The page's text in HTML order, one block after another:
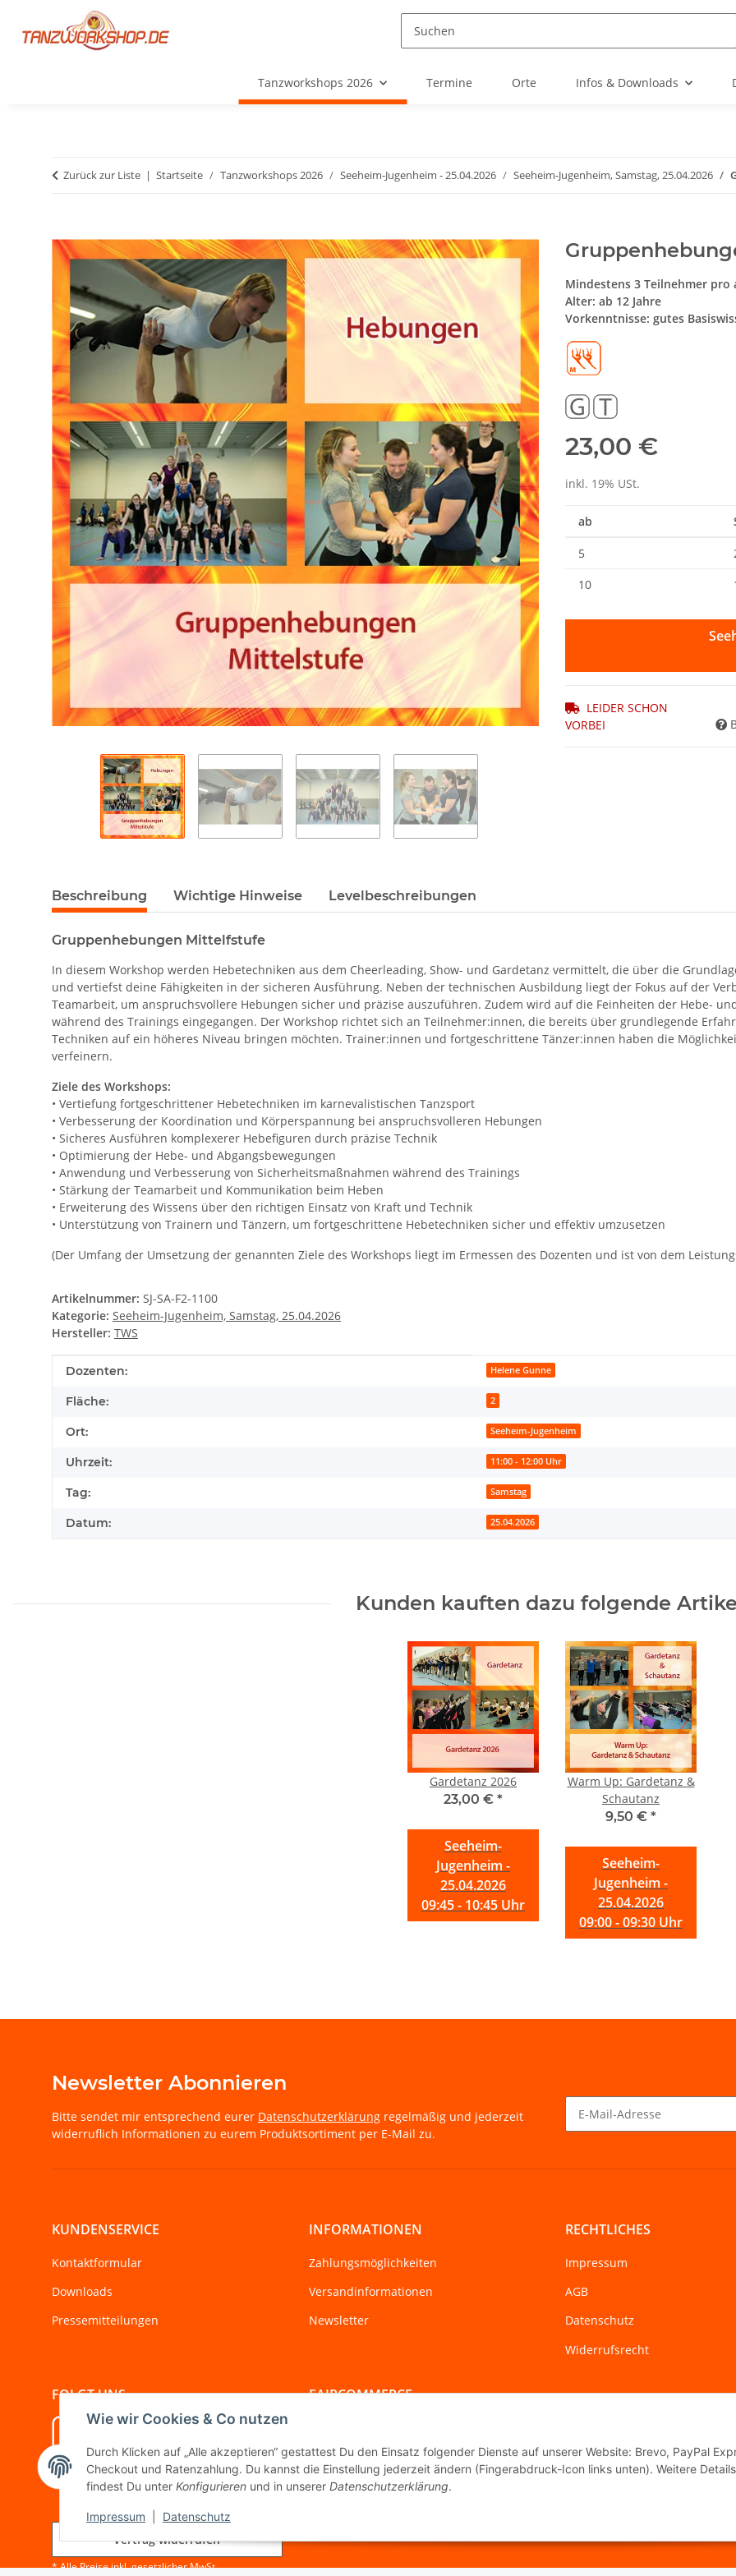
Wie wir Cookies & Co nutzen
Durch Klicken auf „Alle akzeptieren“ gestattest Du den Einsatz folgender Dienste auf unserer Website: Brevo, PayPal
Checkout und Ratenzahlung. Du kannst die Einstellung jederzeit ändern (Fingerabdruck-Icon links unten). Weitere Details
findest Du unter Konfigurieren und in unserer Datenschutzerklärung.
Impressum Datenschutz
Tanzworkshops 2026 Termine Orte Infos & Downloads
Zurück zur Liste Startseite Tanzworkshops 2026 Seeheim-Jugenheim - 25.04.2026 Seeheim-Jugenheim, Samstag, 25.04.2026
Mindestens 3 Teilnehmer pro
Alter: ab 12 Jahre
Vorkenntnisse: gutes
23,00 €
inkl. 19% USt.
ab
5
10
LEIDER SCHON
VORBEI
Beschreibung Wichtige Hinweise Levelbeschreibungen
Gruppenhebungen Mittelfstufe
In diesem Workshop werden Hebetechniken aus dem Cheerleading, Show- und Gardetanz vermittelt, die über die
und vertiefst deine Fähigkeiten in der sicheren Ausführung. Neben der technischen Ausbildung liegt der Fokus auf der
Teamarbeit, um anspruchsvollere Hebungen sicher und präzise auszuführen. Zudem wird auf die Feinheiten der Hebe-
während des Trainings eingegangen. Der Workshop richtet sich an Teilnehmer:innen, die bereits über grundlegende
Techniken auf ein höheres Niveau bringen möchten. Trainer:innen und fortgeschrittene Tänzer:innen haben die
verfeinern.
Ziele des Workshops:
• Vertiefung fortgeschrittener Hebetechniken im karnevalistischen Tanzsport
• Verbesserung der Koordination und Körperspannung bei anspruchsvolleren Hebungen
• Sicheres Ausführen komplexerer Hebefiguren durch präzise Technik
• Optimierung der Hebe- und Abgangsbewegungen
• Anwendung und Verbesserung von Sicherheitsmaßnahmen während des Trainings
• Stärkung der Teamarbeit und Kommunikation beim Heben
• Erweiterung des Wissens über den richtigen Einsatz von Kraft und Technik
• Unterstützung von Trainern und Tänzern, um fortgeschrittene Hebetechniken sicher und effektiv umzusetzen
(Der Umfang der Umsetzung der genannten Ziele des Workshops liegt im Ermessen des Dozenten und ist von dem
Artikelnummer: SJ-SA-F2-1100
Kategorie: Seeheim-Jugenheim, Samstag, 25.04.2026
Hersteller: TWS
Produkteigenschaft
Wert
Dozenten: Helene Gunne
Fläche: 2
Ort: Seeheim-Jugenheim
Uhrzeit: 11:00 - 12:00 Uhr
Tag: Samstag
Datum: 25.04.2026
Kunden kauften dazu folgende
Gardetanz 2026
23,00 € *
Seeheim-
Jugenheim -
25.04.2026
09:45 - 10:45 Uhr
Warm Up: Gardetanz &
Schautanz
9,50 € *
Seeheim-
Jugenheim -
25.04.2026
09:00 - 09:30 Uhr
Newsletter Abonnieren
Bitte sendet mir entsprechend eurer Datenschutzerklärung regelmäßig und jederzeit
widerruflich Informationen zu eurem Produktsortiment per E-Mail zu.
KUNDENSERVICE
Kontaktformular
Downloads
Pressemitteilungen
INFORMATIONEN
Zahlungsmöglichkeiten
Versandinformationen
Newsletter
RECHTLICHES
Impressum
AGB
Datenschutz
Widerrufsrecht
FOLGT UNS FAIRCOMMERCE
Wir sind seit 04.12.2015 Mitglied der
Initiative "FairCommerce".
Vertrag widerrufen
* Alle Preise inkl. gesetzlicher MwSt.